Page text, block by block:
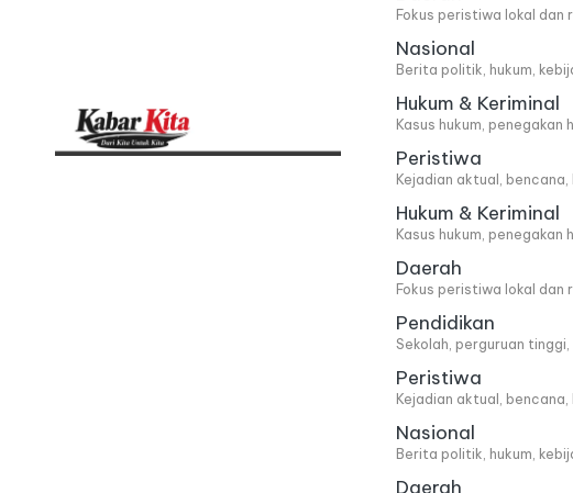
Fokus peristiwa lokal
Nasional
Berita politik, hukum,
Hukum & Keriminal
Kasus hukum,
Peristiwa
Kejadian aktual,
Hukum & Keriminal
Kasus hukum,
Daerah
Fokus peristiwa lokal
Pendidikan
Sekolah, perguruan
Peristiwa
Kejadian aktual,
Nasional
Berita politik, hukum,
Daerah